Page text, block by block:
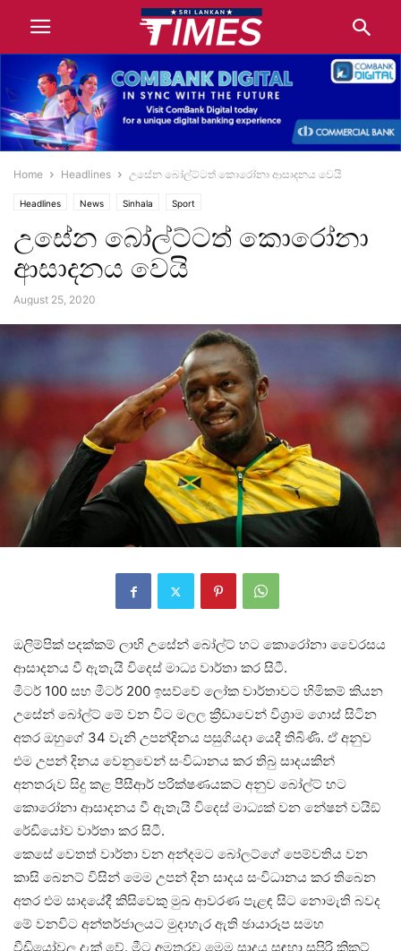
Home Headlines උසේන බෝල්ට්ටත් කොරෝනා ආසාදනය වෙයි
Headlines News Sinhala Sport
උසේන බෝල්ට්ටත් කොරෝනා
ආසාදනය වෙයි
August 25, 2020
ඔලිම්පික් පදක්කම් ලාභි උසේන් බෝල්ට් හට කොරෝනා වෛරසය
ආසාදනය වී ඇතැයි විදෙස් මාධ්‍ය වාර්තා කර සිටී.
මීටර් 100 සහ මීටර් 200 ඉසව්වේ ලෝක වාර්තාවට හිමිකම් කියන
උසේන් බෝල්ට් මේ වන විට මලල ක්‍රීඩාවෙන් විශ්‍රාම ගොස් සිටින
අතර ඔහුගේ 34 වැනි උපන්දිනය පසුගියදා යෙදී තිබිණි. ඒ අනුව
එම උපන් දිනය වෙනුවෙන් සංවිධානය කර තිබු සාදයකින්
අනතරුව සිදු කළ පීසීආර් පරික්ෂණයකට අනුව බෝල්ට් හට
කොරෝනා ආසාදනය වී ඇතැයි විදෙස් මාධ්‍යක් වන නේෂන් වයිඞ්
රේඩියෝව වාර්තා කර සිටී.
කෙසේ වෙතත් වාර්තා වන අන්දමට බෝලට්ගේ පෙම්වතිය වන
කාසි බෙනට් විසින් මෙම උපන් දින සාදය සංවිධානය කර තිබෙන
අතර එම සාදයේදී කිසිවෙකු මුඛ ආවරණ පැළඳ සිට නොමැති බවද
මේ වනවිට අන්තර්ජාලයට මුදාහැර ඇති ඡායාරූප සමහ
වීඩියෝවල දැක් වේ. මීට අමතරව මෙම සාදය සඳහා සුපිරි ක්‍රිකට්